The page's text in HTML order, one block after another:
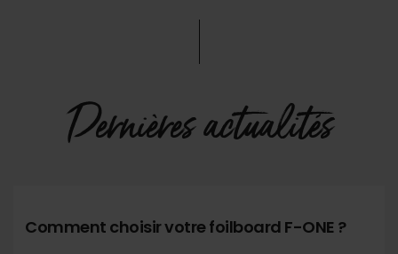
Dernières actualités
Comment choisir votre foilboard F-ONE ?